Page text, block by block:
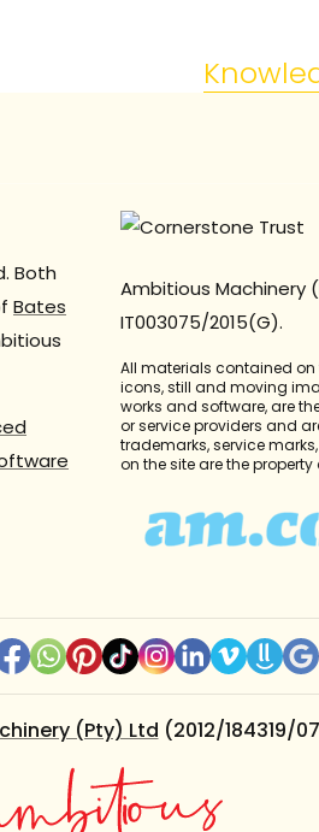
Both
Bates
Ambitious Machinery
IT003075/2015(G).
All materials contained
icons, still and moving
works and software, are
or service providers and
trademarks, service
on the site are the
(Pty) Ltd (2012/184319/